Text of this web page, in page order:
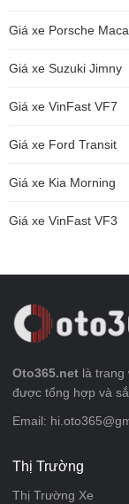
Giá xe Porsche
Giá xe Suzuki Jimny
Giá xe VinFast VF7
Giá xe Ford Transit
Giá xe Kia Morning
Giá xe VinFast VF3
Oto365.net là trang
được tổng hợp và
Email:
Thị Trường
Thị Trường Xe